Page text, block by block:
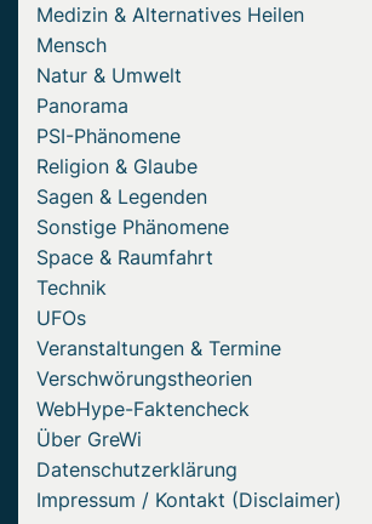
Medizin & Alternatives Heilen
Mensch
Natur & Umwelt
Panorama
PSI-Phänomene
Religion & Glaube
Sagen & Legenden
Sonstige Phänomene
Space & Raumfahrt
Technik
UFOs
Veranstaltungen & Termine
Verschwörungstheorien
WebHype-Faktencheck
Über GreWi
Datenschutzerklärung
Impressum / Kontakt (Disclaimer)